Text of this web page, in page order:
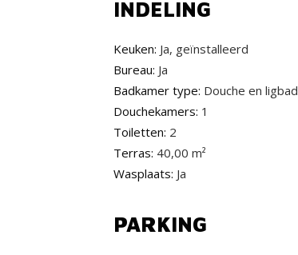
INDELING
Keuken: Ja, geïnstalleerd
Bureau: Ja
Badkamer type: Douche en ligbad
Douchekamers: 1
Toiletten: 2
Terras: 40,00 m²
Wasplaats: Ja
PARKING